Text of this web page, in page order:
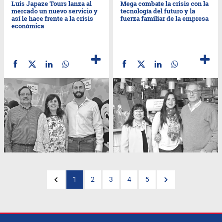
Luis Japaze Tours lanza al
mercado un nuevo servicio y
así le hace frente a la crisis
económica
Mega combate la crisis con la
tecnología del futuro y la
fuerza familiar de la empresa
1 2 3 4 5